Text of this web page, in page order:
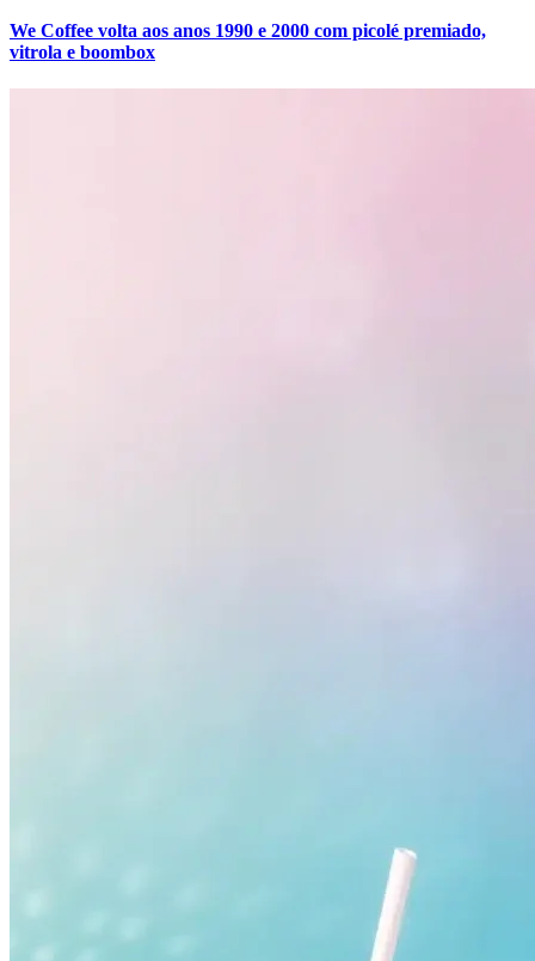
We Coffee volta aos anos 1990 e 2000 com picolé premiado,
vitrola e boombox